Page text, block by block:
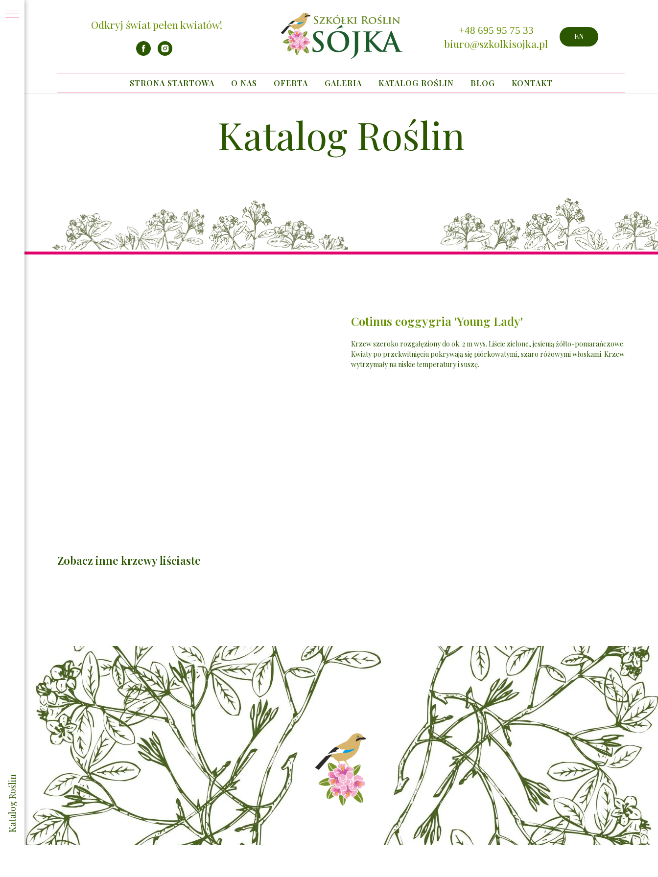
Odkryj świat pełen kwiatów! +48 695 95 75 33
biuro@szkolkisojka.pl
EN
STRONA STARTOWA O NAS OFERTA GALERIA KATALOG ROŚLIN BLOG KONTAKT
Katalog Roślin
Katalog Roślin
Cotinus coggygria 'Young Lady'
Krzew szeroko rozgałęziony do ok. 2 m wys. Liście zielone, jesienią żółto-pomarańczowe.
Kwiaty po przekwitnięciu pokrywają się piórkowatymi, szaro różowymi włoskami. Krzew
wytrzymały na niskie temperatury i suszę.
Zobacz inne krzewy liściaste